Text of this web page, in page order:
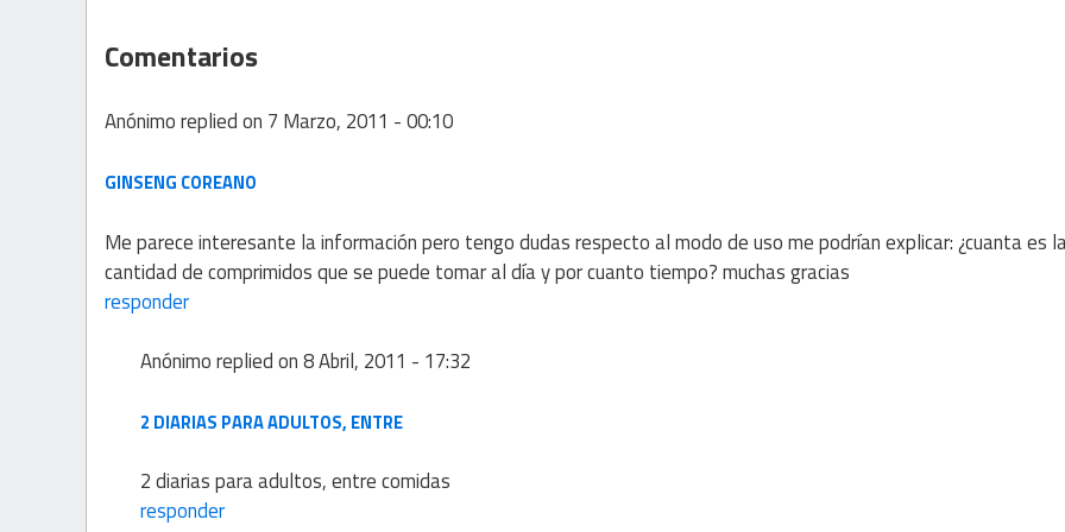
Comentarios
Anónimoreplied on 7 Marzo, 2011 - 00:10
GINSENG COREANO
Me parece interesante la información pero tengo dudas respecto al modo de uso me podrían explicar: ¿cuanta es
cantidad de comprimidos que se puede tomar al día y por cuanto tiempo? muchas gracias
responder
Anónimoreplied on8 Abril, 2011 - 17:32
2 DIARIAS PARA ADULTOS, ENTRE
2 diarias para adultos, entre comidas
responder